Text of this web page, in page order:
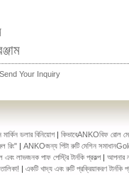
Send Your Inquiry
ডলার বিনিয়োগ |কিভাবেANKOবিফ রোল
রিং" |ANKOজন্য পিটা রুটি মেশিন
এবং লাভজনক পাফ পেস্ট্রি টার্নকি প্রকল্প|আপনার
| একটি খাদ্য এবং রুটি প্রক্রিয়াকরণ